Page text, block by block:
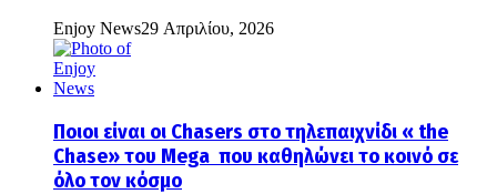
Enjoy News29 Απριλίου, 2026
Ποιοι είναι οι Chasers στο τηλεπαιχνίδι « the
Chase» του Mega που καθηλώνει το κοινό σε
όλο τον κόσμο